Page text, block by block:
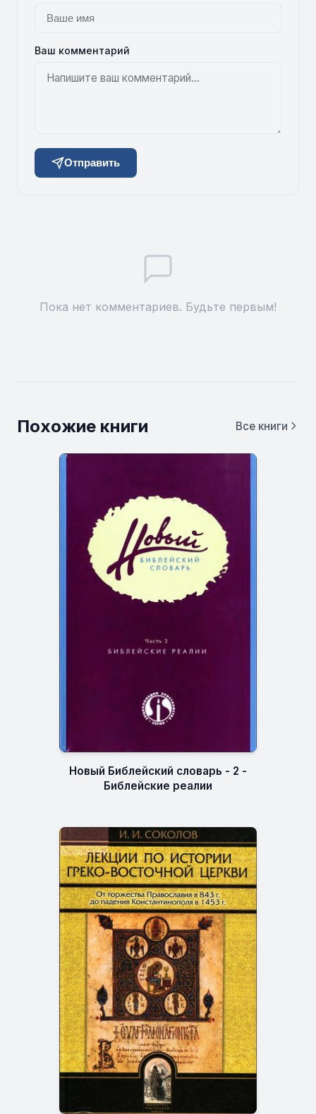
Ваш комментарий
Отправить
Пока нет комментариев. Будьте первым!
Похожие книги Все книги
Новый Библейский словарь - 2 -
Библейские реалии